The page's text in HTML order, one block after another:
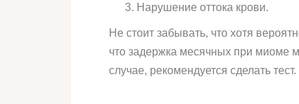
Нарушение оттока крови.
Не стоит забывать, что хотя
что задержка месячных при миоме
случае, рекомендуется сделать тест.